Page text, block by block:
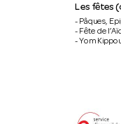
Les fêtes
- Pâques,
- Fête de
- Yom